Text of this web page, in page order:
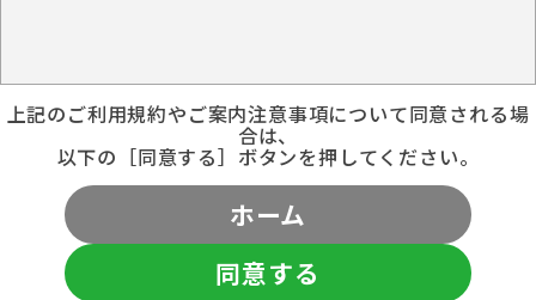
上記のご利用規約やご案内注意事項について同意される場
合は、
以下の［同意する］ボタンを押してください。
ホーム
同意する